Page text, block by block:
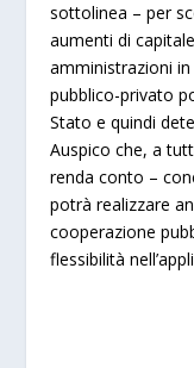
sottolinea – per
aumenti di
amministrazioni
pubblico-privato
Stato e quindi
Auspico che, a
renda conto –
potrà realizzare
cooperazione
flessibilità